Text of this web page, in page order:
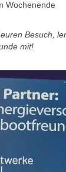
Wochenende
Besuch,
mit!